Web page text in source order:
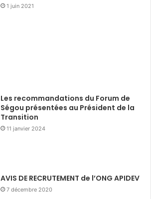
1 juin 2021
Les recommandations du Forum de
Ségou présentées au Président de la
Transition
11 janvier 2024
AVIS DE RECRUTEMENT de l’ONG APIDEV
7 décembre 2020